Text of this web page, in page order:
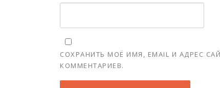
СОХРАНИТЬ МОЁ ИМЯ, EMAIL И АДРЕС
КОММЕНТАРИЕВ.